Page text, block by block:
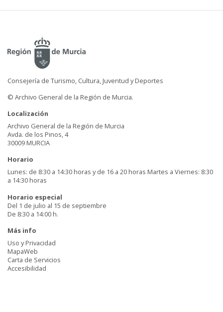
Consejería de Turismo, Cultura, Juventud y Deportes
© Archivo General de la Región de Murcia.
Localización
Archivo General de la Región de Murcia
Avda. de los Pinos, 4
30009 MURCIA
Horario
Lunes: de 8:30 a 14:30 horas y de 16 a 20 horas Martes a Viernes: 8:30
a 14:30 horas
Horario especial
Del 1 de julio al 15 de septiembre
De 8:30 a 14:00 h.
Más info
Uso y Privacidad
MapaWeb
Carta de Servicios
Accesibilidad